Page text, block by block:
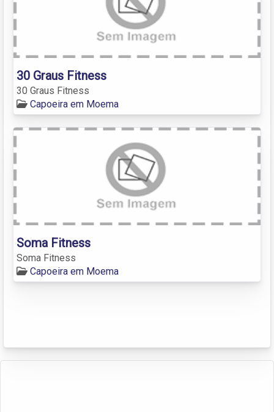
30 Graus Fitness
30 Graus Fitness
Capoeira em Moema
Soma Fitness
Soma Fitness
Capoeira em Moema